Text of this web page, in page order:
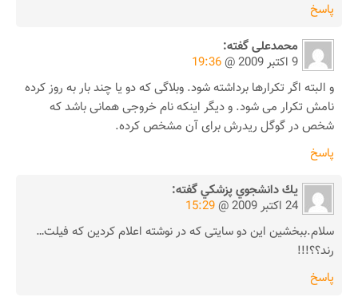
پاسخ
محمدعلیگفته:
9 اکتبر 2009 @
19:36
و البته اگر تکرار‌ها برداشته شود. وبلاگی که دو یا چند بار به روز کرده
نامش تکرار می شود. و دیگر اینکه نام خروجی همانی باشد که
شخص در گوگل ریدرش برای آن مشخص کرده.
پاسخ
يك دانشجوي پزشكيگفته:
24 اکتبر 2009 @
15:29
سلام.ببخشین این دو سایتی که در نوشته اعلام کردین که فیلت…
رند؟؟!!!
پاسخ